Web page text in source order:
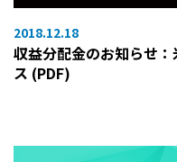
2018.12.18
収益分配金のお知らせ
ス (PDF)